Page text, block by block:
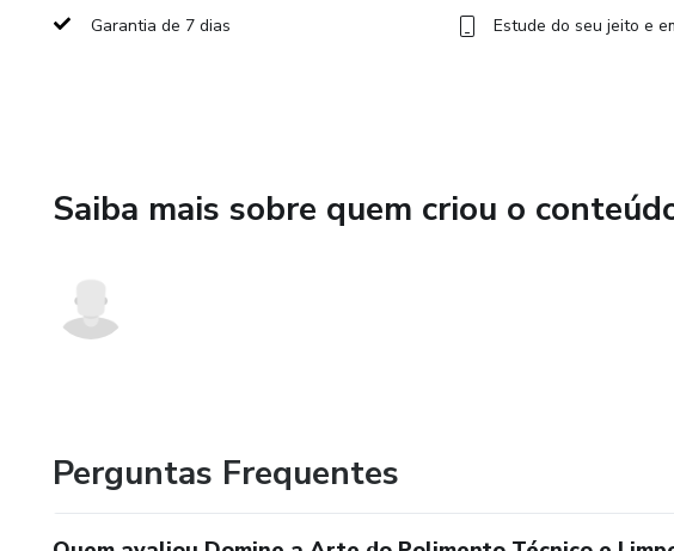
Garantia de 7 dias Estude do seu jeito e
Saiba mais sobre quem criou o
Perguntas Frequentes